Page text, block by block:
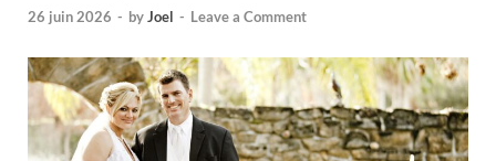
26 juin 2026 - byJoel - Leave a Comment